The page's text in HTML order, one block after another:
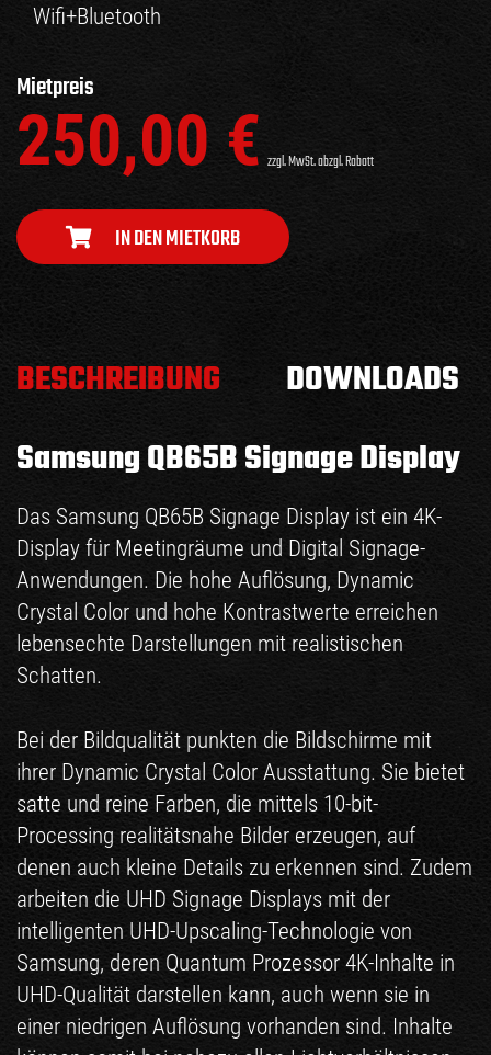
Wifi+Bluetooth
Mietpreis
250,00 € zzgl. MwSt. abzgl. Rabatt
IN DEN MIETKORB
BESCHREIBUNG
DOWNLOADS
Samsung QB65B Signage Display
Das Samsung QB65B Signage Display ist ein 4K-
Display für Meetingräume und Digital Signage-
Anwendungen. Die hohe Auflösung, Dynamic
Crystal Color und hohe Kontrastwerte erreichen
lebensechte Darstellungen mit realistischen
Schatten.
Bei der Bildqualität punkten die Bildschirme mit
ihrer Dynamic Crystal Color Ausstattung. Sie bietet
satte und reine Farben, die mittels 10-bit-
Processing realitätsnahe Bilder erzeugen, auf
denen auch kleine Details zu erkennen sind. Zudem
arbeiten die UHD Signage Displays mit der
intelligenten UHD-Upscaling-Technologie von
Samsung, deren Quantum Prozessor 4K-Inhalte in
UHD-Qualität darstellen kann, auch wenn sie in
einer niedrigen Auflösung vorhanden sind. Inhalte